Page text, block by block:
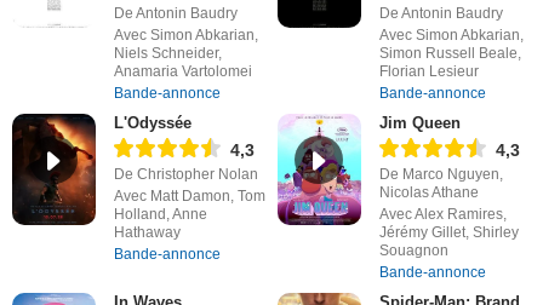
De Antonin Baudry
Avec Simon Abkarian,
Niels Schneider,
Anamaria Vartolomei
Bande-annonce
De Antonin Baudry
Avec Simon Abkarian,
Simon Russell Beale,
Florian Lesieur
Bande-annonce
L'Odyssée
4,3
De Christopher Nolan
Avec Matt Damon, Tom
Holland, Anne
Hathaway
Bande-annonce
Jim Queen
4,3
De Marco Nguyen,
Nicolas Athane
Avec Alex Ramires,
Jérémy Gillet, Shirley
Souagnon
Bande-annonce